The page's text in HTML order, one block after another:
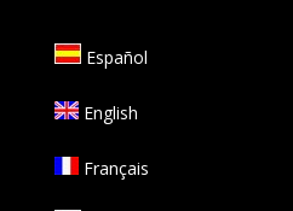
Español
English
Français